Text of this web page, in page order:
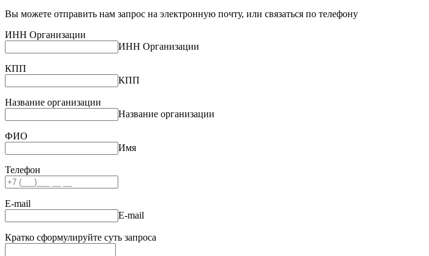
Вы можете отправить нам запрос на электронную почту, или связаться по телефону
ИНН Организации
ИНН Организации
КПП
КПП
Название организации
Название организации
ФИО
Имя
Телефон
E-mail
E-mail
Кратко сформулируйте суть запроса